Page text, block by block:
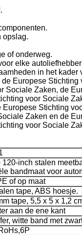
opslag.
of onderweg.
elke
in het
Europese
Zaken, de
voor Sociale
Stichting
Zaken en de
voor Sociale
120-inch stalen
bandmaat voor
of op maat
tape, ABS hoesje.
tape, 5,5 x 5 x 1,2
aan de ene kant
witte band met